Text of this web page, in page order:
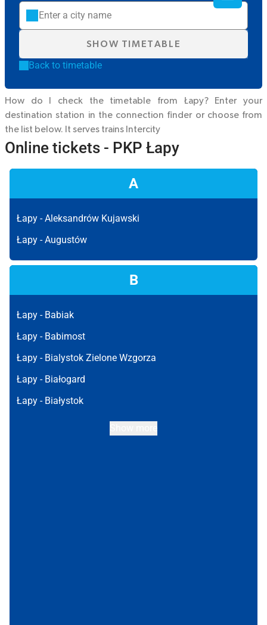
SHOW TIMETABLE
Back to timetable
How do I check the timetable from Łapy? Enter your
destination station in the connection finder or choose from
the list below. It serves trains Intercity
Online tickets - PKP Łapy
A
Łapy -Aleksandrów Kujawski
Łapy -Augustów
B
Łapy - Babiak
Łapy - Babimost
Łapy - Bialystok Zielone Wzgorza
Łapy - Białogard
Łapy - Białystok